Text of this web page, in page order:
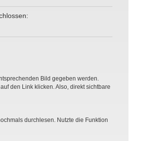
Bild gegeben werden.
den Link klicken. Also, direkt sichtbare
durchlesen. Nutzte die Funktion